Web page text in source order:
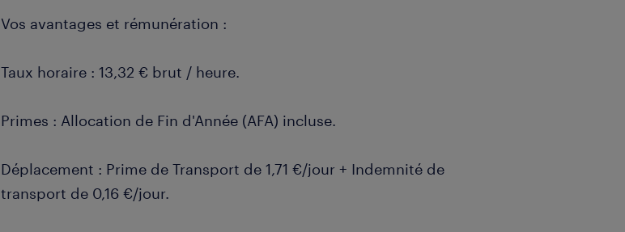
Vos avantages et rémunération :
Taux horaire : 13,32 € brut / heure.
Primes : Allocation de Fin d'Année (AFA) incluse.
Déplacement : Prime de Transport de 1,71 €/jour + Indemnité de
transport de 0,16 €/jour.